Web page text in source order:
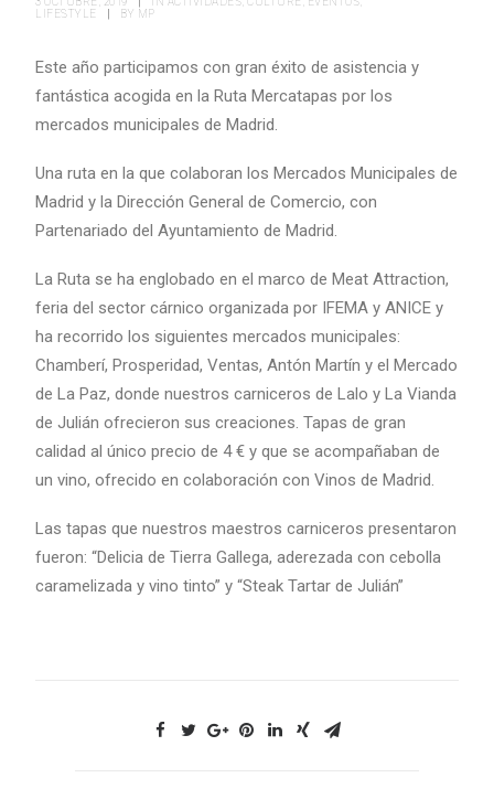
LIFESTYLE
BY MP
Este año participamos con gran éxito de asistencia y
fantástica acogida en la Ruta Mercatapas por los
mercados municipales de Madrid.
Una ruta en la que colaboran los Mercados Municipales de
Madrid y la Dirección General de Comercio, con
Partenariado del Ayuntamiento de Madrid.
La Ruta se ha englobado en el marco de Meat Attraction,
feria del sector cárnico organizada por IFEMA y ANICE y
ha recorrido los siguientes mercados municipales:
Chamberí, Prosperidad, Ventas, Antón Martín y el Mercado
de La Paz, donde nuestros carniceros de Lalo y La Vianda
de Julián ofrecieron sus creaciones. Tapas de gran
calidad al único precio de 4 € y que se acompañaban de
un vino, ofrecido en colaboración con Vinos de Madrid.
Las tapas que nuestros maestros carniceros presentaron
fueron: “Delicia de Tierra Gallega, aderezada con cebolla
caramelizada y vino tinto” y “Steak Tartar de Julián”